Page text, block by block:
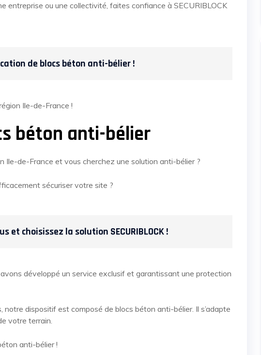
entreprise ou une collectivité, faites confiance à SECURIBLOCK
de blocs béton anti-bélier !
Ile-de-France !
béton anti-bélier
Ile-de-France et vous cherchez une solution anti-bélier ?
sécuriser votre site ?
et choisissez la solution SECURIBLOCK !
développé un service exclusif et garantissant une protection
notre dispositif est composé de blocs béton anti-bélier. Il s’adapte
votre terrain.
anti-bélier !